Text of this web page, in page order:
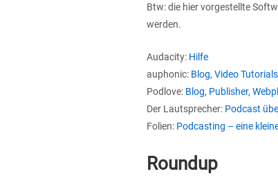
Btw: die hier vorgestellte
werden.
Audacity: Hilfe
auphonic: Blog, Video
Podlove: Blog, Publisher,
Der Lautsprecher: Podcast
Folien: Podcasting – eine
Roundup